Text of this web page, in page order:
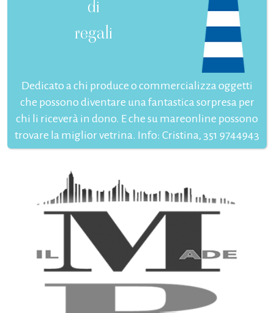
di
regali
Dedicato a chi produce o commercializza oggetti
che possono diventare una fantastica sorpresa per
chi li riceverà in dono. E che su mareonline possono
trovare la miglior vetrina. Info: Cristina, 351 9744943